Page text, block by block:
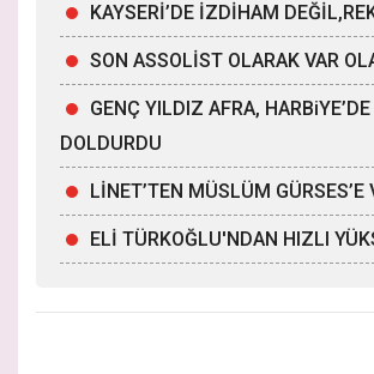
KAYSERİ’DE İZDİHAM
SON ASSOLİST OLARAK VAR
GENÇ YILDIZ AFRA,
DOLDURDU
LİNET’TEN MÜSLÜM GÜRSES’E
ELİ TÜRKOĞLU'NDAN HIZLI